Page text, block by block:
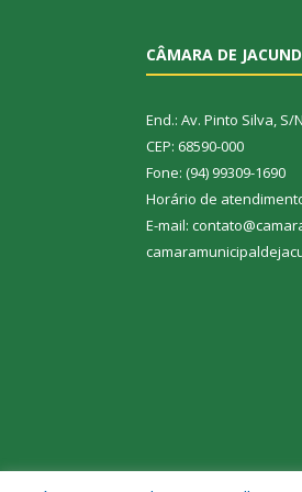
CÂMARA DE
End.: Av. Pinto Silva, S/
CEP: 68590-000
Fone: (94) 99309-1690
Horário de
E-mail: